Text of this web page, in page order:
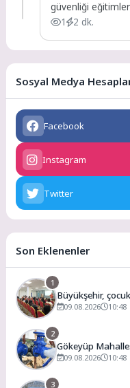
güvenliği
1
2 dk.
Sosyal Medya
Facebook
Instagram
Twitter
Son Eklenenler
1
Büyükşehir,
09.08.2026 10:48
2
Gökeyüp
Kavuşturuldu
09.08.2026 10:48
3